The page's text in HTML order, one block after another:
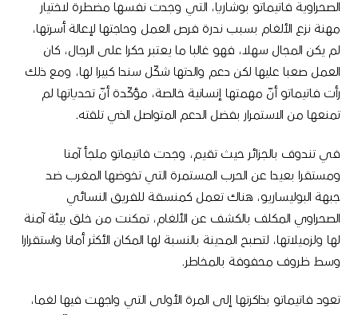
الصحراوية فاتيماتو بوشاريا، التي وجدت نفسها مضطرة لاختيار
مهنة نزع الألغام بسبب ندرة فرص العمل وحاجتها لإعالة أسرتها،
لم يكن المجال سهلا، فهو غالبا ما يعتبر حكرا على الرجال، كان
العمل صعبا عليها لكن دعم والدتها شكّل سندا كبيرا لها، ومع ذلك
رأت فاتيماتو أنّ مهمتها إنسانية خالصة، مؤكّدة أنّ تحدياتها لم
تمنعها من الاستمرار بفضل الدعم المتواصل الذي تلقته.
في تندوف بالجزائر حيث تقيم، وجدت فاتيماتو ملجأ آمنا
ومستقرا بعيدا عن الحرب المستمرة التي تخوضها المغرب ضد
جبهة البوليساريو، هناك تعمل كمنسقة للفريق النسائي
الصحراوي المكلف بالكشف عن الألغام، تمكنت من خلق بيئة آمنة
لها ولزميلاتها، لتصبح المدينة بالنسبة لها المكان الأكثر أمانا واستقرارا
وسط ظروف محفوفة بالمخاطر.
تعود فاتيماتو بذاكرتها إلى المرة الأولى التي واجهت فيها لغما،